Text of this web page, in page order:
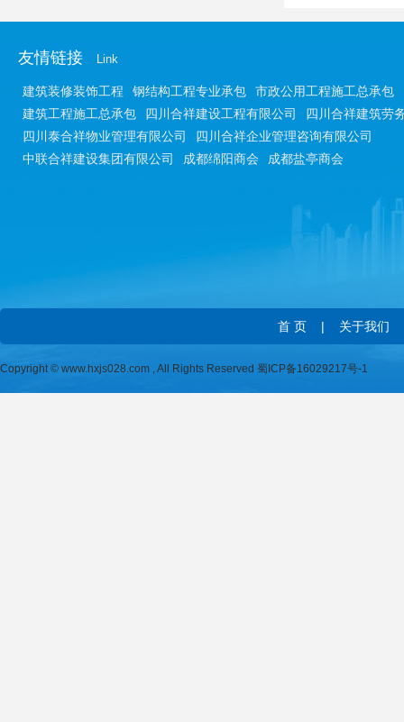
友情链接 Link
建筑装修装饰工程 钢结构工程专业承包
市政公用工程施工总承包
建筑工程施工总承包
四川合祥建设工程有限公司
四川合祥建筑劳
四川泰合祥物业管理有限公司
四川合祥企业管理咨询有限公司
中联合祥建设集团有限公司
成都绵阳商会 成都盐亭商会
首 页 | 关于我们
Copyright © www.hxjs028.com , All Rights Reserved 蜀ICP备16029217号-1